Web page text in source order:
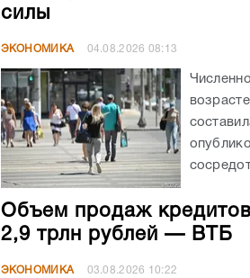
силы
ЭКОНОМИКА 04.08.2026 08:13
Объем продаж
2,9 трлн рублей — ВТБ
ЭКОНОМИКА 03.08.2026 10:22